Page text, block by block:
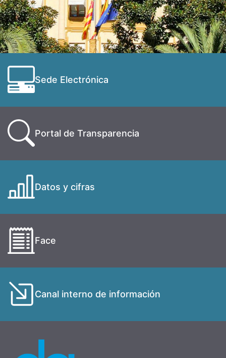
Sede Electrónica
Portal de Transparencia
Datos y cifras
Face
Canal interno de información